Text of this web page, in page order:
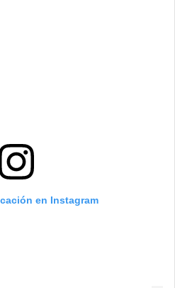
en Instagram